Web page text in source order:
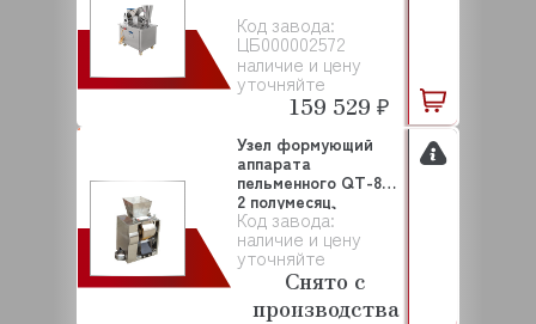
Код завода:
ЦБ000002572
наличие и цену
уточняйте
159 529 ₽
Код завода:
наличие и цену
уточняйте
Узел формующий
аппарата
пельменного QT-80
2 полумесяц,
плетеные к...
Снято с
производства